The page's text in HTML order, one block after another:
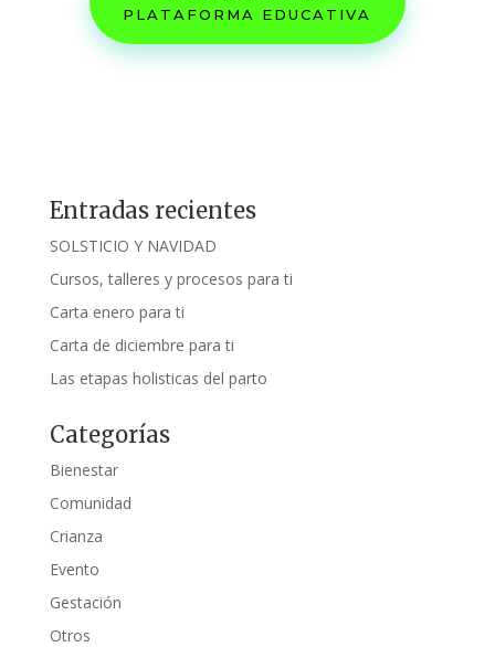
PLATAFORMA EDUCATIVA
Entradas recientes
SOLSTICIO Y NAVIDAD
Cursos, talleres y procesos para ti
Carta enero para ti
Carta de diciembre para ti
Las etapas holisticas del parto
Categorías
Bienestar
Comunidad
Crianza
Evento
Gestación
Otros